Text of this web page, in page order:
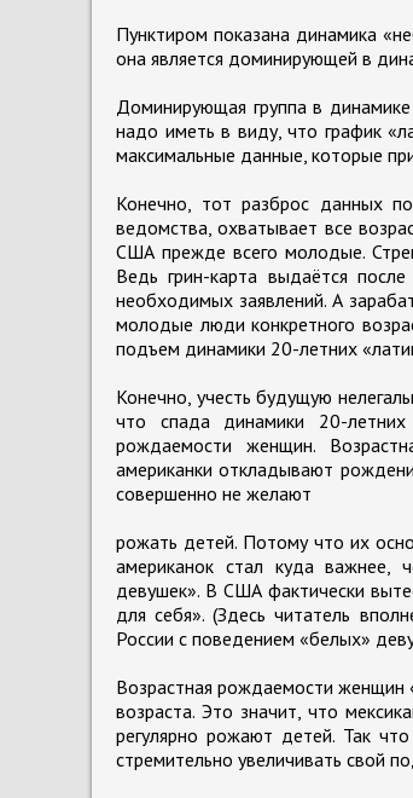
Пунктиром показана динамика
она является доминирующей в
Доминирующая группа в
надо иметь в виду, что график
максимальные данные, которые
Конечно, тот разброс данных
ведомства, охватывает все
США прежде всего молодые.
Ведь грин-карта выдаётся
необходимых заявлений. А
молодые люди конкретного
подъем динамики 20-летних
Конечно, учесть будущую
что спада динамики 20-
рождаемости женщин.
американки откладывают
совершенно не желают
рожать детей. Потому что их
американок стал куда важнее,
девушек». В США фактически
для себя». (Здесь читатель
России с поведением «белых»
Возрастная рождаемости женщин
возраста. Это значит, что
регулярно рожают детей. Так
стремительно увеличивать свой